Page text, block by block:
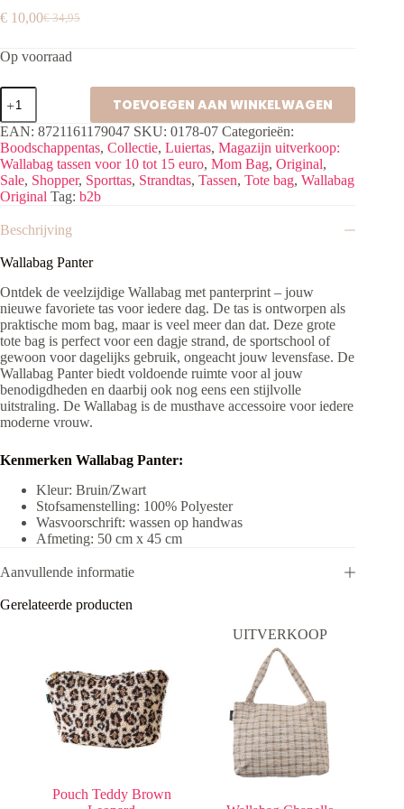
€34,95
Oorspronkelijke
was:
€ 10,00Huidige
is:
Op voorraad
Wallabag
Panter
aantal
TOEVOEGEN AAN WINKELWAGEN
EAN: 8721161179047 SKU: 0178-07 Categorieën:
Boodschappentas, Collectie, Luiertas, Magazijn uitverkoop:
Wallabag tassen voor 10 tot 15 euro, Mom Bag, Original,
Sale, Shopper, Sporttas, Strandtas, Tassen, Tote bag, Wallabag
Original Tag: b2b
Beschrijving
Wallabag Panter
Ontdek de veelzijdige Wallabag met panterprint – jouw
nieuwe favoriete tas voor iedere dag. De tas is ontworpen als
praktische mom bag, maar is veel meer dan dat. Deze grote
tote bag is perfect voor een dagje strand, de sportschool of
gewoon voor dagelijks gebruik, ongeacht jouw levensfase. De
Wallabag Panter biedt voldoende ruimte voor al jouw
benodigdheden en daarbij ook nog eens een stijlvolle
uitstraling. De Wallabag is de musthave accessoire voor iedere
moderne vrouw.
Kenmerken Wallabag Panter:
Kleur: Bruin/Zwart
Stofsamenstelling: 100% Polyester
Wasvoorschrift: wassen op handwas
Afmeting: 50 cm x 45 cm
Aanvullende informatie
Gerelateerde producten
Pouch Teddy Brown
UITVERKOOP